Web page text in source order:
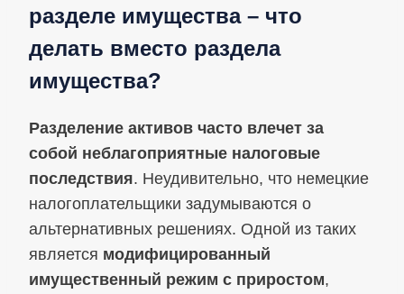
разделе имущества – что
делать вместо раздела
имущества?
Разделение активов часто влечет за
собой неблагоприятные налоговые
последствия. Неудивительно, что немецкие
налогоплательщики задумываются о
альтернативных решениях. Одной из таких
является модифицированный
имущественный режим с приростом,